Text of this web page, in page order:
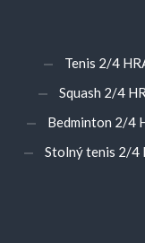
Tenis 2/4
Squash 2/4
Bedminton 2/4
Stolný tenis 2/4